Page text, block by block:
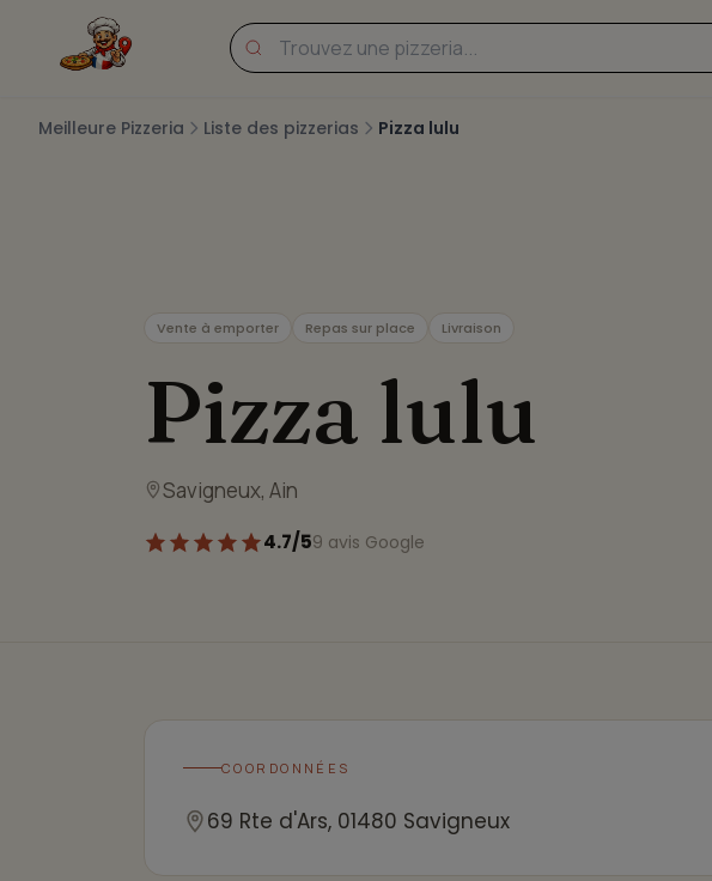
Meilleure Pizzeria Liste des pizzerias Pizza lulu
Vente à emporter Repas sur place Livraison
Pizza lulu
Savigneux, Ain
4.7/59 avis Google
COORDONNÉES
69 Rte d'Ars, 01480 Savigneux